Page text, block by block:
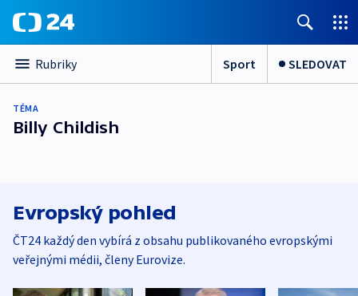
Rubriky Sport SLEDOVAT
TÉMA
Billy Childish
Evropský pohled
ČT24 každý den vybírá z obsahu publikovaného evropskými
veřejnými médii, členy Eurovize.